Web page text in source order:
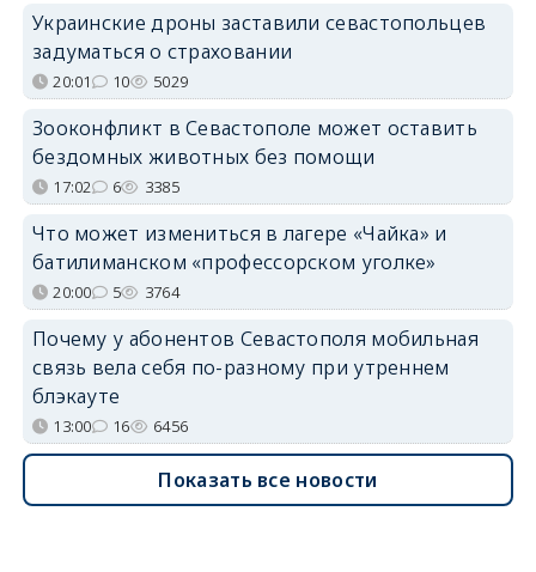
Украинские дроны заставили севастопольцев
задуматься о страховании
20:01 10 5029
Зооконфликт в Севастополе может оставить
бездомных животных без помощи
17:02 6 3385
Что может измениться в лагере «Чайка» и
батилиманском «профессорском уголке»
20:00 5 3764
Почему у абонентов Севастополя мобильная
связь вела себя по-разному при утреннем
блэкауте
13:00 16 6456
Показать все новости